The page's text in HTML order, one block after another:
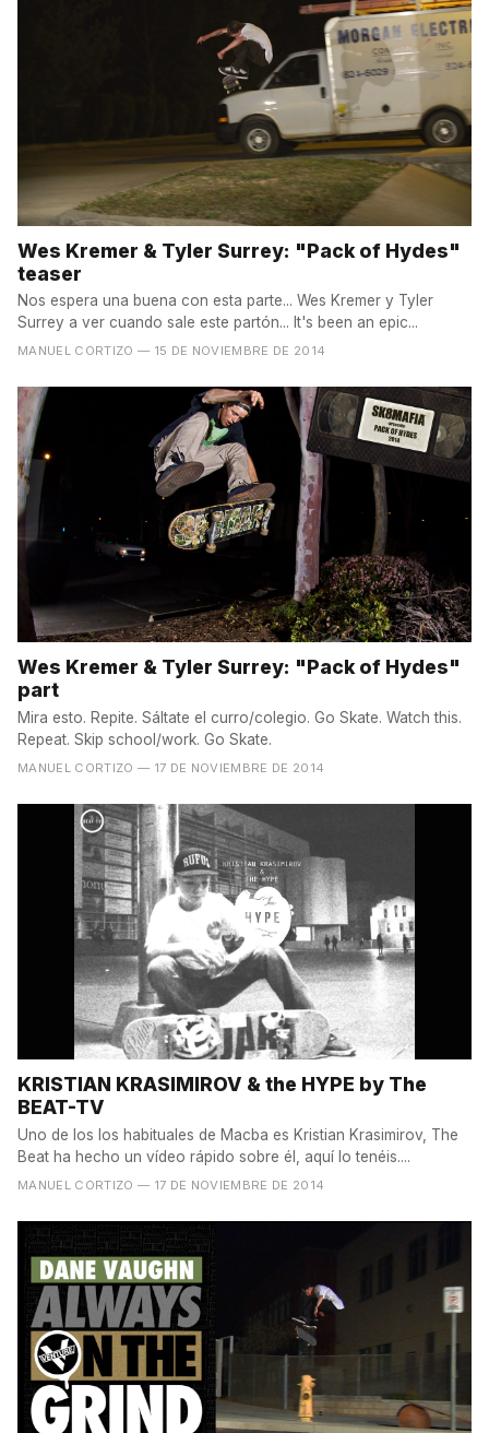
Wes Kremer & Tyler Surrey: "Pack of Hydes"
teaser
Nos espera una buena con esta parte... Wes Kremer y Tyler
Surrey a ver cuando sale este partón... It's been an epic...
MANUEL CORTIZO — 15 DE NOVIEMBRE DE 2014
Wes Kremer & Tyler Surrey: "Pack of Hydes"
part
Mira esto. Repite. Sáltate el curro/colegio. Go Skate. Watch this.
Repeat. Skip school/work. Go Skate.
MANUEL CORTIZO — 17 DE NOVIEMBRE DE 2014
KRISTIAN KRASIMIROV & the HYPE by The
BEAT-TV
Uno de los los habituales de Macba es Kristian Krasimirov, The
Beat ha hecho un vídeo rápido sobre él, aquí lo tenéis....
MANUEL CORTIZO — 17 DE NOVIEMBRE DE 2014